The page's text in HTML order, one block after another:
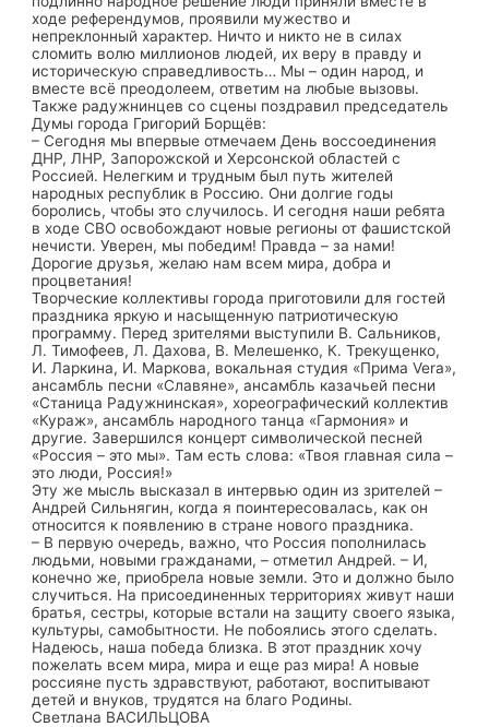
ходе референдумов, проявили мужество и
непреклонный характер. Ничто и никто не в силах
сломить волю миллионов людей, их веру в правду и
историческую справедливость… Мы – один народ, и
вместе всё преодолеем, ответим на любые вызовы.
Также радужнинцев со сцены поздравил председатель
Думы города Григорий Борщёв:
– Сегодня мы впервые отмечаем День воссоединения
ДНР, ЛНР, Запорожской и Херсонской областей с
Россией. Нелегким и трудным был путь жителей
народных республик в Россию. Они долгие годы
боролись, чтобы это случилось. И сегодня наши ребята
в ходе СВО освобождают новые регионы от фашистской
нечисти. Уверен, мы победим! Правда – за нами!
Дорогие друзья, желаю нам всем мира, добра и
процветания!
Творческие коллективы города приготовили для гостей
праздника яркую и насыщенную патриотическую
программу. Перед зрителями выступили В. Сальников,
Л. Тимофеев, Л. Дахова, В. Мелешенко, К. Трекущенко,
И. Ларкина, И. Маркова, вокальная студия «Прима Vera»,
ансамбль песни «Славяне», ансамбль казачьей песни
«Станица Радужнинская», хореографический коллектив
«Кураж», ансамбль народного танца «Гармония» и
другие. Завершился концерт символической песней
«Россия – это мы». Там есть слова: «Твоя главная сила –
это люди, Россия!»
Эту же мысль высказал в интервью один из зрителей –
Андрей Сильнягин, когда я поинтересовалась, как он
относится к появлению в стране нового праздника.
– В первую очередь, важно, что Россия пополнилась
людьми, новыми гражданами, – отметил Андрей. – И,
конечно же, приобрела новые земли. Это и должно было
случиться. На присоединенных территориях живут наши
братья, сестры, которые встали на защиту своего языка,
культуры, самобытности. Не побоялись этого сделать.
Надеюсь, наша победа близка. В этот праздник хочу
пожелать всем мира, мира и еще раз мира! А новые
россияне пусть здравствуют, работают, воспитывают
детей и внуков, трудятся на благо Родины.
Светлана ВАСИЛЬЦОВА